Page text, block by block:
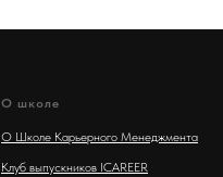
О школе
О Школе Карьерного Менеджмента
Клуб выпускников ICAREER